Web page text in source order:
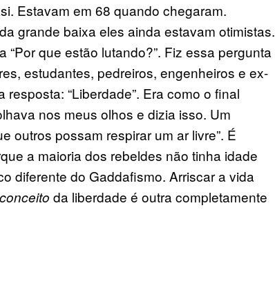
Estavam em 68 quando chegaram.
grande baixa eles ainda estavam otimistas.
que estão lutando?”. Fiz essa pergunta
estudantes, pedreiros, engenheiros e ex-
“Liberdade”. Era como o final
nos meus olhos e dizia isso. Um
outros possam respirar um ar livre”. É
a maioria dos rebeldes não tinha idade
diferente do Gaddafismo. Arriscar a vida
conceito da liberdade é outra completamente